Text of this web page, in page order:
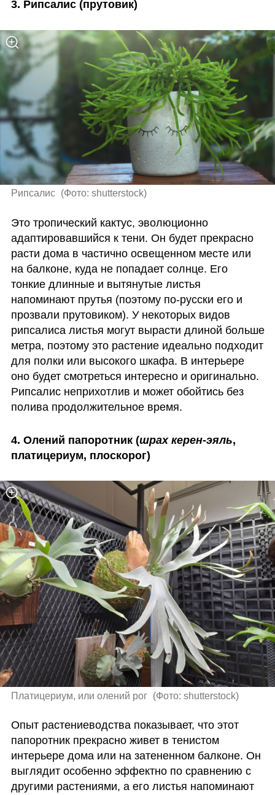
3. Рипсалис (прутовик)
Рипсалис (Фото: shutterstock)
Это тропический кактус, эволюционно
адаптировавшийся к тени. Он будет прекрасно
расти дома в частично освещенном месте или
на балконе, куда не попадает солнце. Его
тонкие длинные и вытянутые листья
напоминают прутья (поэтому по-русски его и
прозвали прутовиком). У некоторых видов
рипсалиса листья могут вырасти длиной больше
метра, поэтому это растение идеально подходит
для полки или высокого шкафа. В интерьере
оно будет смотреться интересно и оригинально.
Рипсалис неприхотлив и может обойтись без
полива продолжительное время.
4. Олений папоротник (шрах керен-эяль,
платицериум, плоскорог)
Платицериум, или олений рог (Фото: shutterstock)
Опыт растениеводства показывает, что этот
папоротник прекрасно живет в тенистом
интерьере дома или на затененном балконе. Он
выглядит особенно эффектно по сравнению с
другими растениями, а его листья напоминают